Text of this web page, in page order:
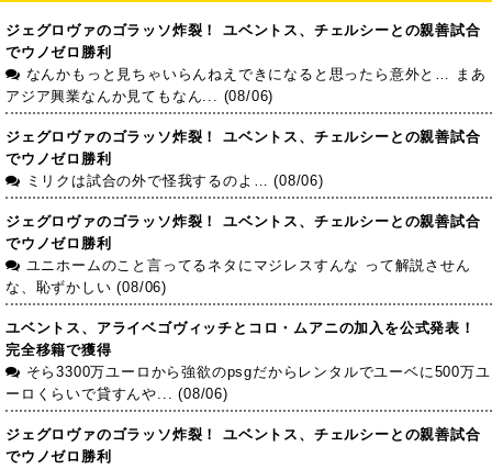
ジェグロヴァのゴラッソ炸裂！ ユベントス、チェルシーとの親善試合
でウノゼロ勝利
なんかもっと見ちゃいらんねえできになると思ったら意外と… まあ
アジア興業なんか見てもなん... (08/06)
ジェグロヴァのゴラッソ炸裂！ ユベントス、チェルシーとの親善試合
でウノゼロ勝利
ミリクは試合の外で怪我するのよ… (08/06)
ジェグロヴァのゴラッソ炸裂！ ユベントス、チェルシーとの親善試合
でウノゼロ勝利
ユニホームのこと言ってるネタにマジレスすんな って解説させん
な、恥ずかしい (08/06)
ユベントス、アライベゴヴィッチとコロ・ムアニの加入を公式発表！
完全移籍で獲得
そら3300万ユーロから強欲のpsgだからレンタルでユーベに500万ユ
ーロくらいで貸すんや... (08/06)
ジェグロヴァのゴラッソ炸裂！ ユベントス、チェルシーとの親善試合
でウノゼロ勝利